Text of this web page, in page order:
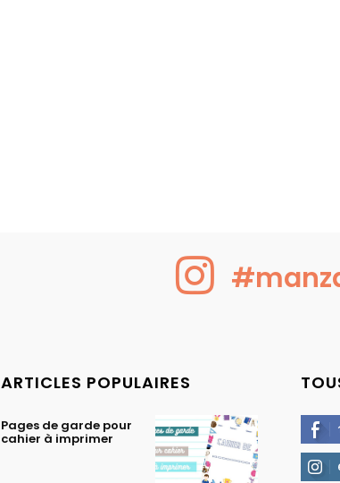
ARTICLES POPULAIRES
Pages de garde pour
cahier à imprimer